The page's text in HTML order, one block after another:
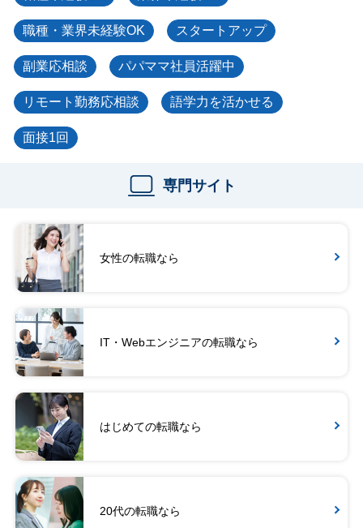
職種・業界未経験OK スタートアップ
副業応相談 パパママ社員活躍中
リモート勤務応相談 語学力を活かせる
面接1回
専門サイト
女性の転職なら
IT・Webエンジニアの転職なら
はじめての転職なら
20代の転職なら